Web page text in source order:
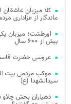
کلا میزبان عاشقان
ماندگار از عزاداری
اورطشت؛ میزبان
بیش از ۶۰۰ سال
عروسی حضرت
موکب مردمی بیت‌
سیدالشهدا (ع)
دهیاران بخش چلاو